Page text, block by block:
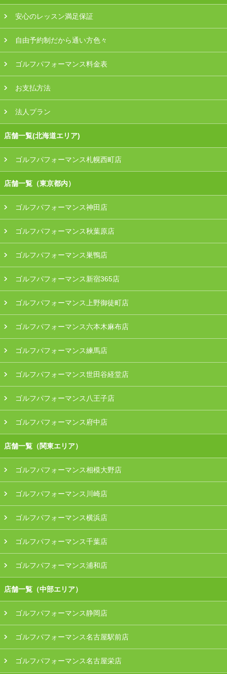
安心のレッスン満足保証
自由予約制だから通い方色々
ゴルフパフォーマンス料金表
お支払方法
法人プラン
店舗一覧(北海道エリア)
ゴルフパフォーマンス札幌西町店
店舗一覧（東京都内）
ゴルフパフォーマンス神田店
ゴルフパフォーマンス秋葉原店
ゴルフパフォーマンス巣鴨店
ゴルフパフォーマンス新宿365店
ゴルフパフォーマンス上野御徒町店
ゴルフパフォーマンス六本木麻布店
ゴルフパフォーマンス練馬店
ゴルフパフォーマンス世田谷経堂店
ゴルフパフォーマンス八王子店
ゴルフパフォーマンス府中店
店舗一覧（関東エリア）
ゴルフパフォーマンス相模大野店
ゴルフパフォーマンス川崎店
ゴルフパフォーマンス横浜店
ゴルフパフォーマンス千葉店
ゴルフパフォーマンス浦和店
店舗一覧（中部エリア）
ゴルフパフォーマンス静岡店
ゴルフパフォーマンス名古屋駅前店
ゴルフパフォーマンス名古屋栄店